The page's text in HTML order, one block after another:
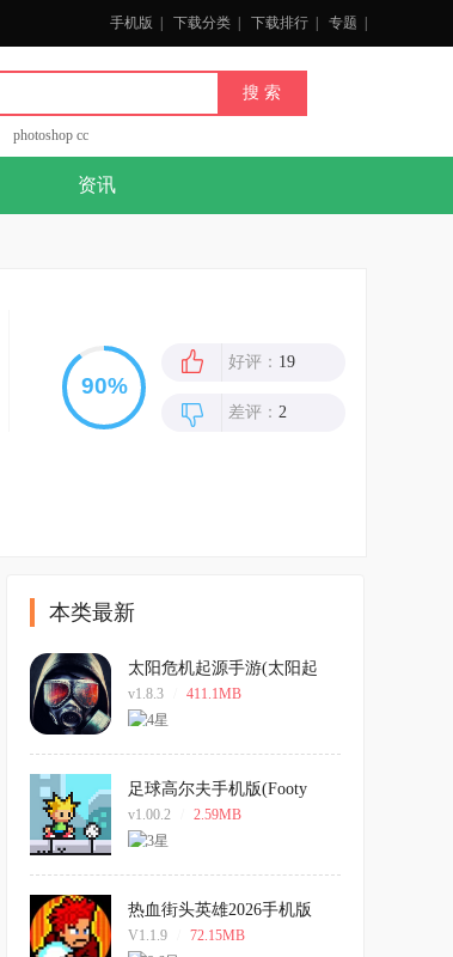
手机版 下载分类 下载排行 专题
photoshop cc
资讯
好评： 19
差评： 2
本类最新
太阳危机起源手游(太阳起
源)
v1.8.3 411.1MB
足球高尔夫手机版(Footy
Golf)
v1.00.2 2.59MB
热血街头英雄2026手机版
V1.1.9 72.15MB